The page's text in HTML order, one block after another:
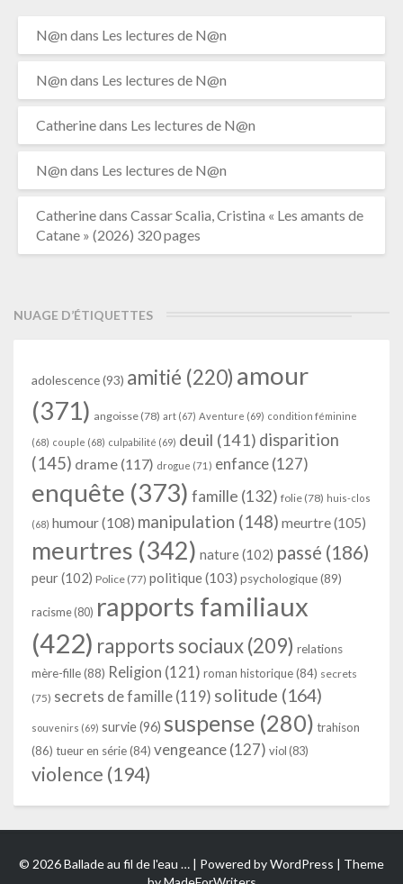
N@n dans Les lectures de N@n
N@n dans Les lectures de N@n
Catherinedans Les lectures de N@n
N@n dans Les lectures de N@n
Catherinedans Cassar Scalia, Cristina « Les amants de
Catane » (2026) 320 pages
NUAGE D’ÉTIQUETTES
adolescence(93) amitié (220) amour
(371) angoisse (78) art (67) Aventure (69) condition féminine
(68) couple (68) culpabilité (69) deuil (141) disparition
(145) drame (117) drogue (71) enfance(127)
enquête (373) famille (132) folie (78) huis-clos
(68) humour(108) manipulation (148) meurtre(105)
meurtres (342) nature(102) passé (186)
peur(102) Police (77) politique(103) psychologique(89)
racisme (80) rapports familiaux
(422) rapports sociaux(209) relations
mère-fille(88) Religion (121) roman historique(84) secrets
(75) secrets de famille (119) solitude (164)
souvenirs (69) survie(96) suspense (280) trahison
(86) tueur en série(84) vengeance(127) viol (83)
violence (194)
© 2026 Ballade au fil de l'eau … | Powered byWordPress | Theme